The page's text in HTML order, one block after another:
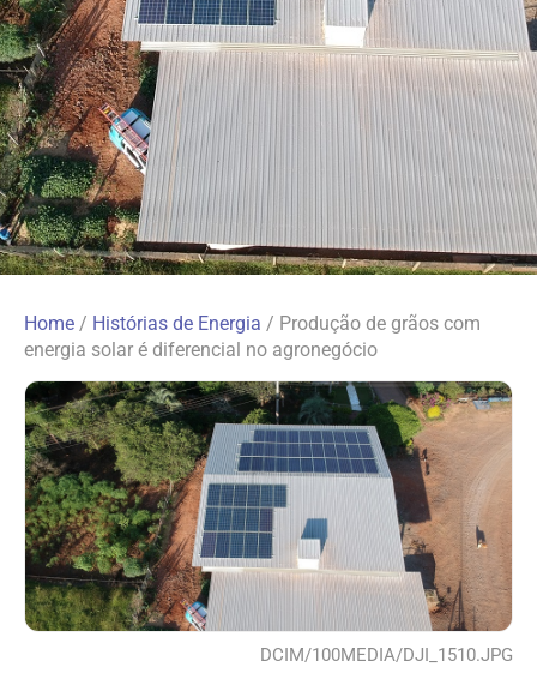
Home / Histórias de Energia / Produção de grãos com
energia solar é diferencial no agronegócio
DCIM/100MEDIA/DJI_1510.JPG